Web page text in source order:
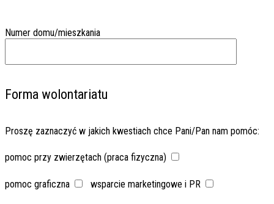
Numer domu/mieszkania
Forma wolontariatu
Proszę zaznaczyć w jakich kwestiach chce Pani/Pan nam pomóc:
pomoc przy zwierzętach (praca fizyczna)
pomoc graficzna wsparcie marketingowe i PR